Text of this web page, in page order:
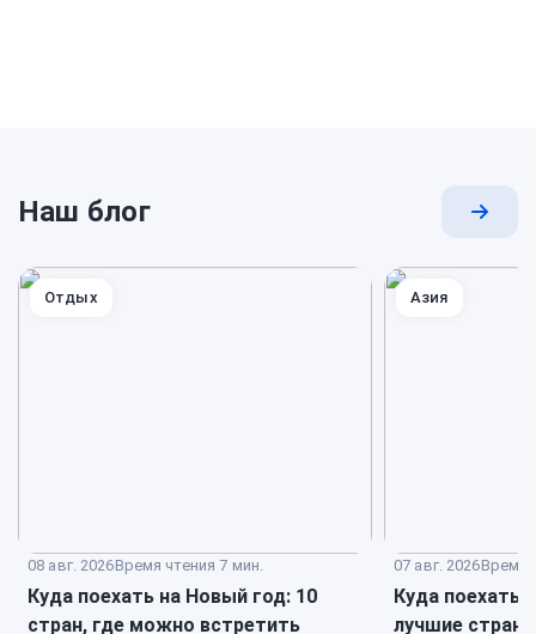
Наш блог
08 авг. 2026Время чтения 7 мин.
Куда поехать на Новый год: 10
стран, где можно встретить
Отдых
07 авг. 2026Время
Куда поехать
лучшие
Азия